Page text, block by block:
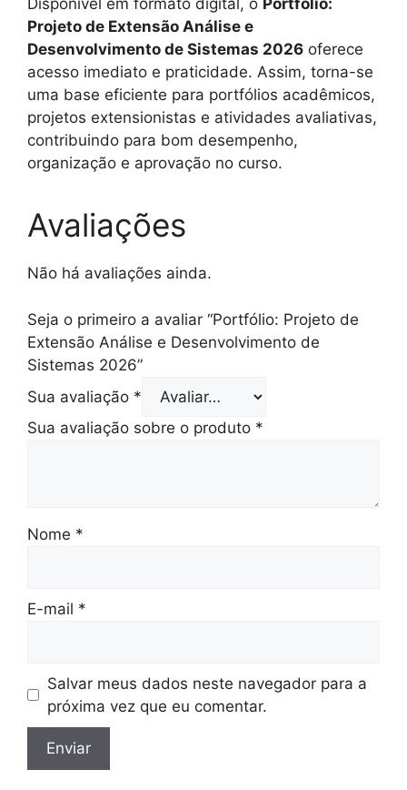
Disponível em formato digital, o Portfólio:
Projeto de Extensão Análise e
Desenvolvimento de Sistemas 2026 oferece
acesso imediato e praticidade. Assim, torna-se
uma base eficiente para portfólios acadêmicos,
projetos extensionistas e atividades avaliativas,
contribuindo para bom desempenho,
organização e aprovação no curso.
Avaliações
Não há avaliações ainda.
Seja o primeiro a avaliar “Portfólio: Projeto de
Extensão Análise e Desenvolvimento de
Sistemas 2026”
Sua avaliação *
Sua avaliação sobre o produto *
Nome *
E-mail *
Salvar meus dados neste navegador para a
próxima vez que eu comentar.